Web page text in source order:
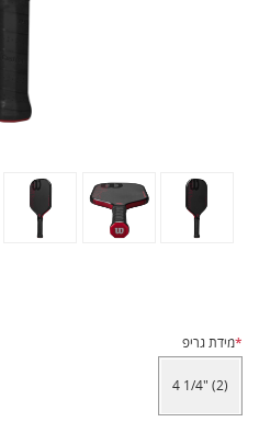
*מידת גריפ
4 1/4" (2)